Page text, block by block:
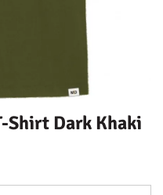
Shirt Dark Khaki